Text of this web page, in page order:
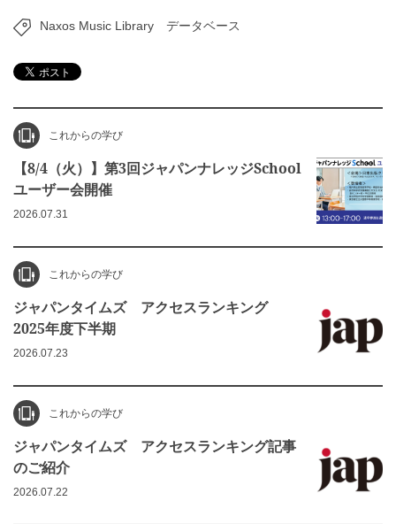
Naxos Music Library データベース
これからの学び
【8/4（火）】第3回ジャパンナレッジSchool
ユーザー会開催
2026.07.31
これからの学び
ジャパンタイムズ アクセスランキング
2025年度下半期
2026.07.23
これからの学び
ジャパンタイムズ アクセスランキング記事
のご紹介
2026.07.22